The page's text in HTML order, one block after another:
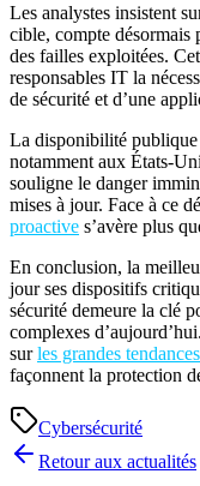
Les analystes insistent
cible, compte
des failles exploitées.
responsables IT la
de sécurité et d’une
La disponibilité publique
notamment aux États-
souligne le danger
mises à jour. Face à ce
proactive s’avère plus
En conclusion, la
jour ses dispositifs
sécurité demeure la clé
complexes
surles grandes
façonnent la protection
Cybersécurité
Retour aux actualités